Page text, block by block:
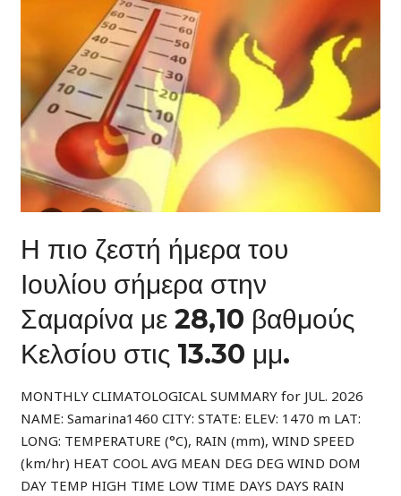
Η πιο ζεστή ήμερα του
Ιουλίου σήμερα στην
Σαμαρίνα με 28,10 βαθμούς
Κελσίου στις 13.30 μμ.
MONTHLY CLIMATOLOGICAL SUMMARY for JUL. 2026
NAME: Samarina1460 CITY: STATE: ELEV: 1470 m LAT:
LONG: TEMPERATURE (°C), RAIN (mm), WIND SPEED
(km/hr) HEAT COOL AVG MEAN DEG DEG WIND DOM
DAY TEMP HIGH TIME LOW TIME DAYS DAYS RAIN